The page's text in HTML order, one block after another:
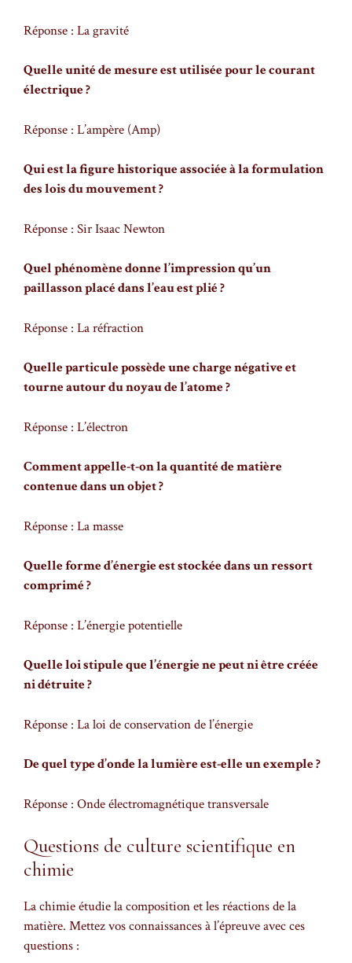
Réponse : La gravité
Quelle unité de mesure est utilisée pour le courant
électrique ?
Réponse : L’ampère (Amp)
Qui est la figure historique associée à la formulation
des lois du mouvement ?
Réponse : Sir Isaac Newton
Quel phénomène donne l’impression qu’un
paillasson placé dans l’eau est plié ?
Réponse : La réfraction
Quelle particule possède une charge négative et
tourne autour du noyau de l’atome ?
Réponse : L’électron
Comment appelle-t-on la quantité de matière
contenue dans un objet ?
Réponse : La masse
Quelle forme d’énergie est stockée dans un ressort
comprimé ?
Réponse : L’énergie potentielle
Quelle loi stipule que l’énergie ne peut ni être créée
ni détruite ?
Réponse : La loi de conservation de l’énergie
De quel type d’onde la lumière est-elle un exemple ?
Réponse : Onde électromagnétique transversale
Questions de culture scientifique en
chimie
La chimie étudie la composition et les réactions de la
matière. Mettez vos connaissances à l’épreuve avec ces
questions :